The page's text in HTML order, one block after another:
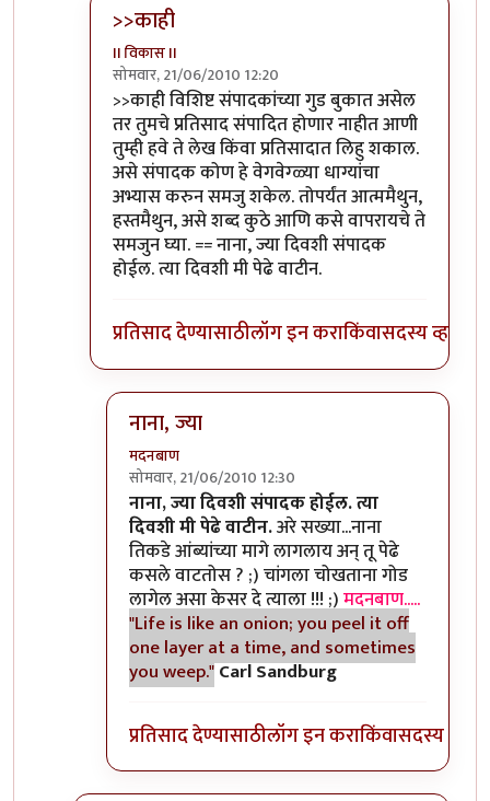
>>काही
II विकास II
सोमवार, 21/06/2010 12:20
In reply toआणि बिचाराbyअवलिया
>>काही विशिष्ट संपादकांच्या गुड बुकात असेल
तर तुमचे प्रतिसाद संपादित होणार नाहीत आणी
तुम्ही हवे ते लेख किंवा प्रतिसादात लिहु शकाल.
असे संपादक कोण हे वेगवेग्ळ्या धाग्यांचा
अभ्यास करुन समजु शकेल. तोपर्यंत आत्ममैथुन,
हस्तमैथुन, असे शब्द कुठे आणि कसे वापरायचे ते
समजुन घ्या. == नाना, ज्या दिवशी संपादक
होईल. त्या दिवशी मी पेढे वाटीन.
प्रतिसाद देण्यासाठीलॉग इन कराकिंवासदस्य व्हा
नाना, ज्या
मदनबाण
सोमवार, 21/06/2010 12:30
In reply to>>काहीbyII विकास II
नाना, ज्या दिवशी संपादक होईल. त्या
दिवशी मी पेढे वाटीन.अरे सख्या...नाना
तिकडे आंब्यांच्या मागे लागलाय अन् तू पेढे
कसले वाटतोस ? ;) चांगला चोखताना गोड
लागेल असा केसर दे त्याला !!! ;)मदनबाण.....
"Life is like an onion; you peel it off
one layer at a time, and sometimes
you weep."Carl Sandburg
प्रतिसाद देण्यासाठीलॉग इन कराकिंवासदस्य व्हा